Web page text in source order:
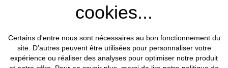
cookies...
Certains d'entre nous sont nécessaires au bon fonctionnement du
site. D’autres peuvent être utilisées pour personnaliser votre
expérience ou réaliser des analyses pour optimiser notre produit